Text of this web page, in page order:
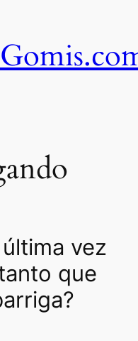
vez
que